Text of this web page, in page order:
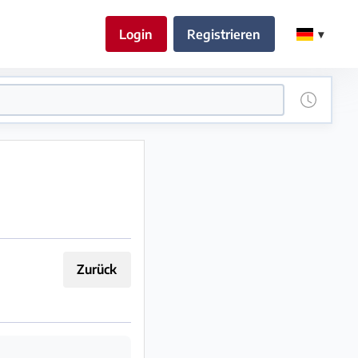
Login Registrieren
Zurück